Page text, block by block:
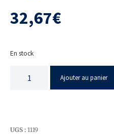
32,67€
En stock
Ajouter au panier
UGS : 1119